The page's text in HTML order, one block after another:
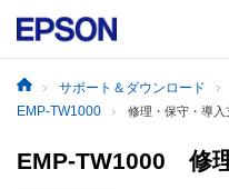
サポート＆ダウンロード
EMP-TW1000
修理・保守・導入
EMP-TW1000 修